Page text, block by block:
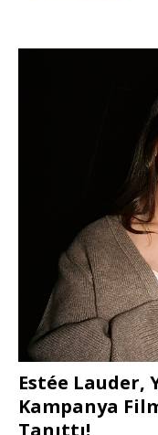
Estée Lauder,
Kampanya
Tanıttı!